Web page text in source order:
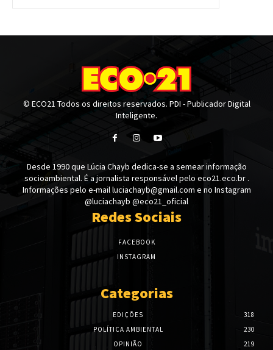
© ECO21 Todos os direitos reservados. PDI - Publicador Digital
Inteligente.
Desde 1990 que Lúcia Chayb dedica-se a semear informação
socioambiental. É a jornalista responsável pelo eco21.eco.br .
Informações pelo e-mail luciachayb@gmail.com e no Instagram
@luciachayb @eco21_oficial
Redes Sociais
FACEBOOK
INSTAGRAM
Categorias
EDIÇÕES
318
POLÍTICA AMBIENTAL
230
OPINIÃO
219